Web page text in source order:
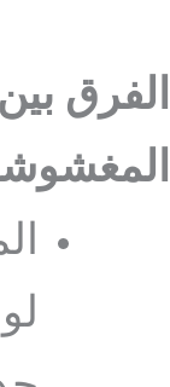
الفرق